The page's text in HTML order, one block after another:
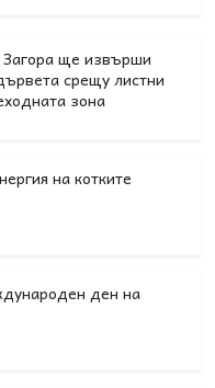
ще извърши
срещу листни
зона
на котките
ден на